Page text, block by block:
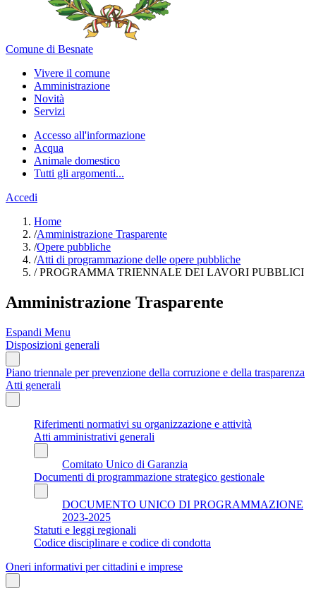
Comune di Besnate
Vivere il comune
Amministrazione
Novità
Servizi
Accesso all'informazione
Acqua
Animale domestico
Tutti gli argomenti...
Accedi
Home
/Amministrazione Trasparente
/Opere pubbliche
/Atti di programmazione delle opere pubbliche
/PROGRAMMA TRIENNALE DEI LAVORI PUBBLICI
Amministrazione Trasparente
Espandi Menu
Disposizioni generali
Piano triennale per prevenzione della corruzione e della trasparenza
Atti generali
Riferimenti normativi su organizzazione e attività
Atti amministrativi generali
Comitato Unico di Garanzia
Documenti di programmazione strategico gestionale
DOCUMENTO UNICO DI PROGRAMMAZIONE
2023-2025
Statuti e leggi regionali
Codice disciplinare e codice di condotta
Oneri informativi per cittadini e imprese